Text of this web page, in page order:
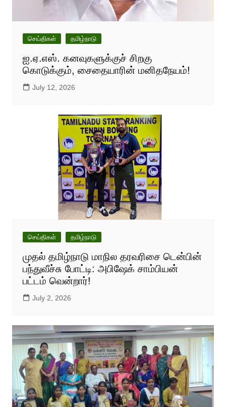
செய்திகள் தமிழ்நாடு
ஐ.ஏ.எஸ். கனவுகளுக்குச் சிறகு
கொடுக்கும், சைதையாரின் மனிதநேயம்!
July 12, 2026
செய்திகள் தமிழ்நாடு
முதல் தமிழ்நாடு மாநில தரவரிசை டென்பின்
பந்துவீச்சு போட்டி: அபிஷேக் சாம்பியன்
பட்டம் வென்றார்!
July 2, 2026